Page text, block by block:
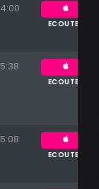
4:00
ECOUTER
5:38
ECOUTER
5:08
ECOUTER